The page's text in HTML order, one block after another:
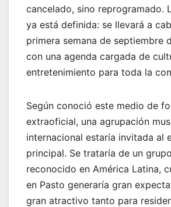
cancelado, sino reprogramado.
ya está definida: se llevará a
primera semana de septiembre
con una agenda cargada de
entretenimiento para toda la
Según conoció este medio de
extraoficial, una agrupación
internacional estaría invitada al
principal. Se trataría de un
reconocido en América Latina,
en Pasto generaría gran
gran atractivo tanto para